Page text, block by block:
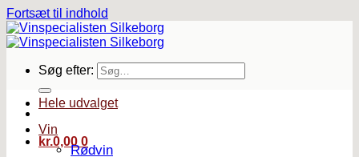
Fortsæt til indhold
Søg efter:
kr.0,00 0
Hele udvalget
Vin
Rødvin